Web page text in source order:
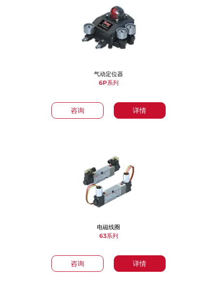
咨询 详情
气动定位器
6P系列
咨询 详情
电磁线圈
63系列